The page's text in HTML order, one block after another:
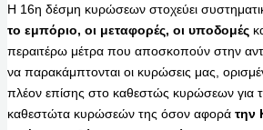
Η 16η δέσμη κυρώσεων στοχεύει
το εμπόριο, οι μεταφορές, οι υποδομές
περαιτέρω μέτρα που αποσκοπούν στην
να παρακάμπτονται οι κυρώσεις μας,
πλέον επίσης στο καθεστώς κυρώσεων για
καθεστώτα κυρώσεών της όσον αφορά την